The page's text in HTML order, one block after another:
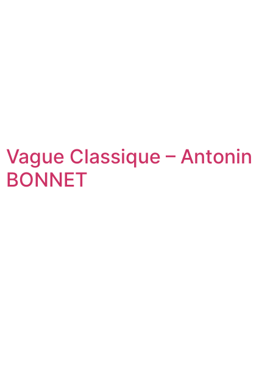
Vague Classique – Antonin
BONNET